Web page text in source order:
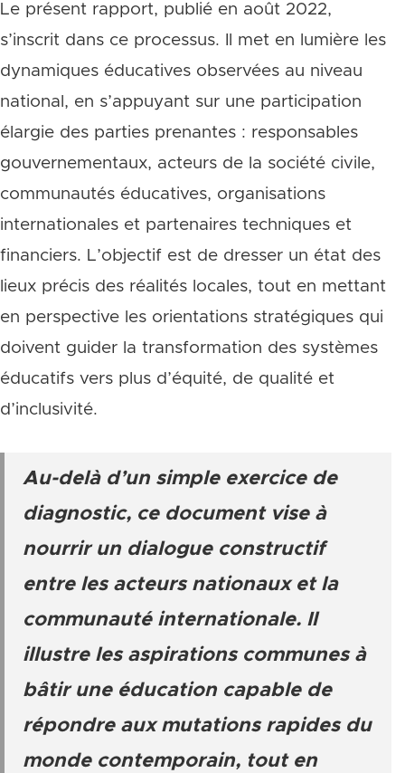
Le présent rapport, publié en août 2022,
s’inscrit dans ce processus. Il met en lumière les
dynamiques éducatives observées au niveau
national, en s’appuyant sur une participation
élargie des parties prenantes : responsables
gouvernementaux, acteurs de la société civile,
communautés éducatives, organisations
internationales et partenaires techniques et
financiers. L’objectif est de dresser un état des
lieux précis des réalités locales, tout en mettant
en perspective les orientations stratégiques qui
doivent guider la transformation des systèmes
éducatifs vers plus d’équité, de qualité et
d’inclusivité.
Au-delà d’un simple exercice de
diagnostic, ce document vise à
nourrir un dialogue constructif
entre les acteurs nationaux et la
communauté internationale. Il
illustre les aspirations communes à
bâtir une éducation capable de
répondre aux mutations rapides du
monde contemporain, tout en